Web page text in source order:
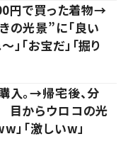
円で買った着物→
の光景”に「良い
「お宝だ」「掘り
入。→帰宅後、分
からウロコの光
」「激しいw」